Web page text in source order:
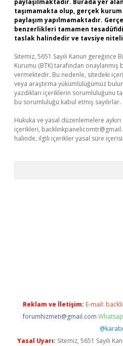
paylaşılmaktadır. Burada yer
taşımamakta olup, gerçek
paylaşım yapılmamaktadır.
benzerlikleri tamamen
taslak halindedir ve tavsiye
Sitemiz, 5651 Sayılı Kanun
Kurumu (BTK) tarafından onaylanmış
vermektedir. Bu nedenle, sitedeki
veya araştırma yükümlülüğümüz
yazdıkları içeriklerin sorumluluğunu
bu sorumluluğu kabul etmiş sayılırlar.
Hukuka ve yasal düzenlemelere
içerikleri,
halinde, ilgili içerikler yasal süre
Reklam ve İletişim: E-mail:
forumhizmeti@gmail.com
Yasal Uyarı: Sitemiz, 5651 Sayılı